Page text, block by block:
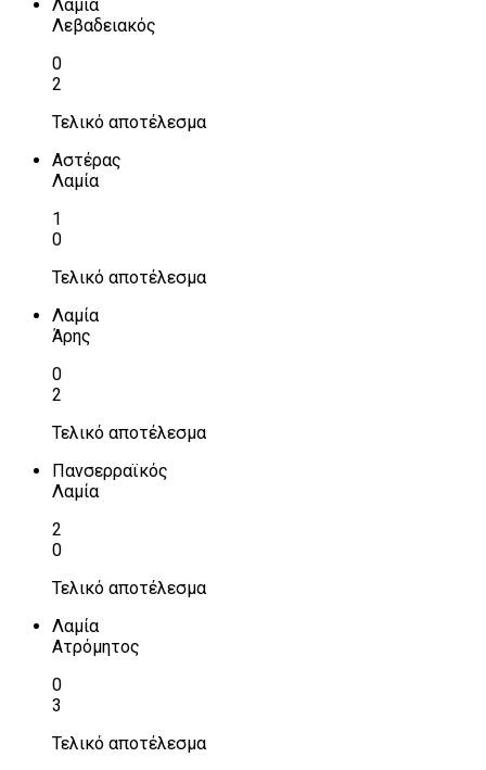
Λαμία
Λεβαδειακός
0
2
Τελικό αποτέλεσμα
Αστέρας
Λαμία
1
0
Τελικό αποτέλεσμα
Λαμία
Άρης
0
2
Τελικό αποτέλεσμα
Πανσερραϊκός
Λαμία
2
0
Τελικό αποτέλεσμα
Λαμία
Ατρόμητος
0
3
Τελικό αποτέλεσμα